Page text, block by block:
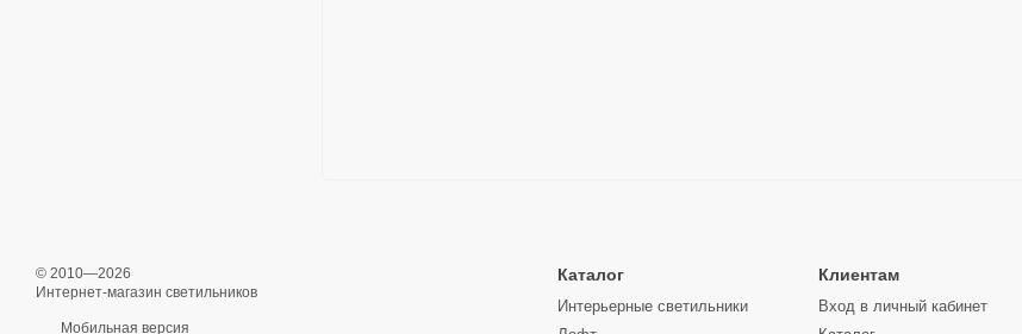
© 2010—2026
Интернет-магазин светильников
Мобильная версия
Каталог
Интерьерные светильники
Клиентам
Вход в личный кабинет